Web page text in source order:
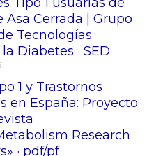
Asa Cerrada | Grupo
Tecnologías
Diabetes · SED
1 y Trastornos
en España: Proyecto
Research
· pdf/pf